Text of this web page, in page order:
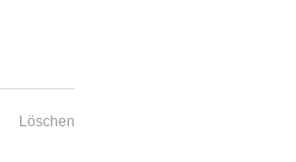
Löschen